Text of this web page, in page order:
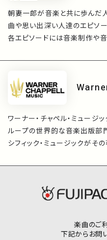
朝妻一郎が音楽と共に歩んだ
曲や思い出深い人達のエピソー
各エピソードには音楽制作や
思い出の一片に今なお残って
いただけると幸いです。
ワーナー・チャペル・ミュージ
ループの世界的な音楽出版部
シフィック・ミュージックが
楽曲のご
下記からお問